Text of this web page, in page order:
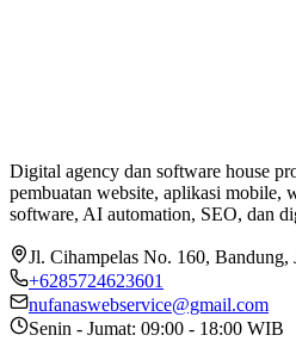
Digital agency dan software house
pembuatan website, aplikasi mobile,
software, AI automation, SEO, dan
Jl. Cihampelas No. 160, Bandung,
+6285724623601
nufanaswebservice@gmail.com
Senin - Jumat: 09:00 - 18:00 WIB